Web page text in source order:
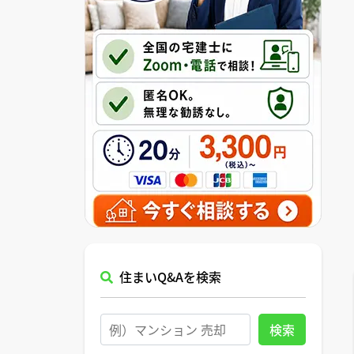
住まいQ&Aを検索